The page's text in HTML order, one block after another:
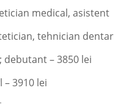
medical, asistent
tehnician dentar
– 3850 lei
3910 lei